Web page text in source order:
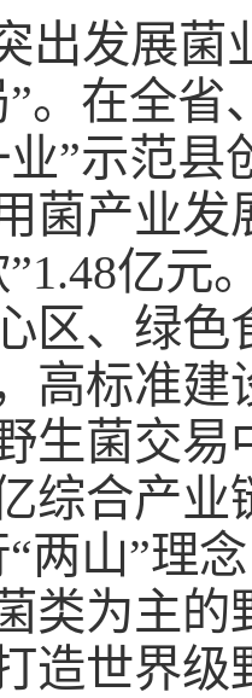
出发展
”。在全
业”示范
菌产业发
亿元
区、绿
高标准建
生菌交易
综合产业
“两山”理
类为主的
造世界